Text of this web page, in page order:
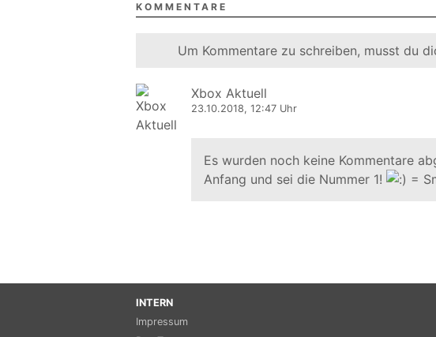
KOMMENTARE
Um Kommentare zu schreiben, musst du
Xbox Aktuell
23.10.2018, 12:47 Uhr
Es wurden noch keine Kommentare
Anfang und sei die Nummer 1!
INTERN
Impressum